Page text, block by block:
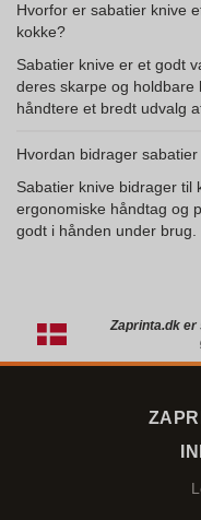
Hvorfor er sabatier knive
kokke?
Sabatier knive er et godt
deres skarpe og
håndtere et bredt udvalg
Hvordan bidrager
Sabatier knive bidrager til
ergonomiske håndtag og
godt i hånden under brug.
Zaprinta.dk